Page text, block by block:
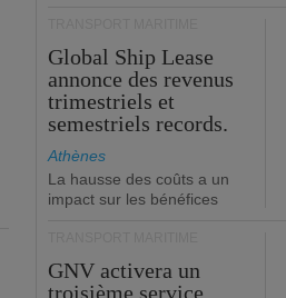
Global Ship Lease
annonce des revenus
trimestriels et
semestriels records.
Athènes
La hausse des coûts a un
impact sur les bénéfices
GNV activera un
troisième service